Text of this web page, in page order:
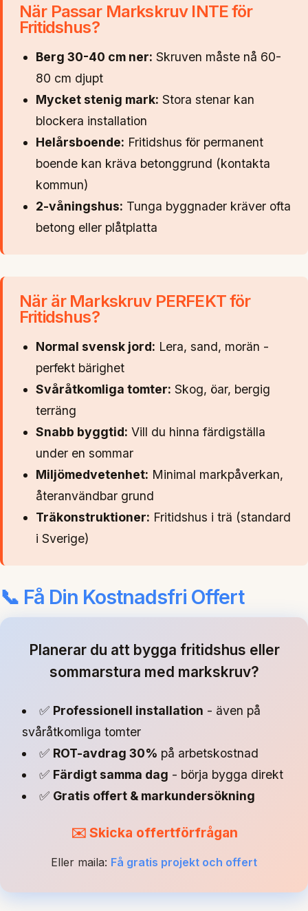
När Passar Markskruv INTE för
Fritidshus?
Berg 30-40 cm ner: Skruven måste nå 60-
80 cm djupt
Mycket stenig mark: Stora stenar kan
blockera installation
Helårsboende: Fritidshus för permanent
boende kan kräva betonggrund (kontakta
kommun)
2-våningshus: Tunga byggnader kräver ofta
betong eller plåtplatta
När är Markskruv PERFEKT för
Fritidshus?
Normal svensk jord: Lera, sand, morän -
perfekt bärighet
Svåråtkomliga tomter: Skog, öar, bergig
terräng
Snabb byggtid: Vill du hinna färdigställa
under en sommar
Miljömedvetenhet: Minimal markpåverkan,
återanvändbar grund
Träkonstruktioner: Fritidshus i trä (standard
i Sverige)
📞 Få Din Kostnadsfri Offert
Planerar du att bygga fritidshus eller
sommarstura med markskruv?
✅ Professionell installation - även på
svåråtkomliga tomter
✅ ROT-avdrag 30% på arbetskostnad
✅ Färdigt samma dag - börja bygga direkt
✅ Gratis offert & markundersökning
✉️ Skicka offertförfrågan
Eller maila: Få gratis projekt och offert